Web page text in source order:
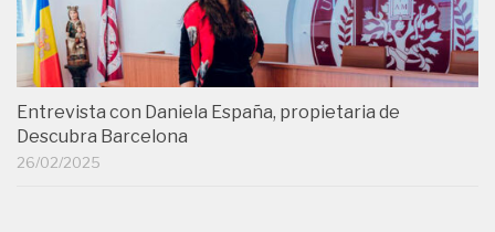
Entrevista con Daniela España, propietaria de
Descubra Barcelona
26/02/2025